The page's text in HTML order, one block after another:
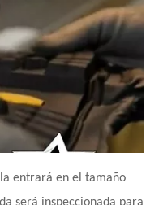
entrará en el tamaño
será inspeccionada para